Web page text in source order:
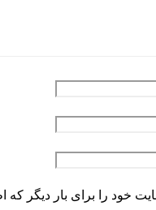
خود را برای بار دیگر که